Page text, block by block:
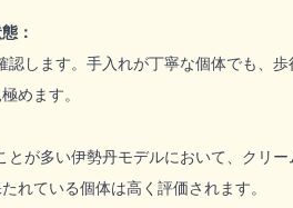
：
します。手入れが丁寧な個体でも、
めます。
が多い伊勢丹モデルにおいて、クリ
れている個体は高く評価されます。